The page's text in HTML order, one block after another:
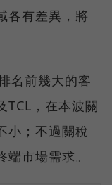
各有差異，將
名前幾大的客
TCL，在本波關
小；不過關稅
市場需求。